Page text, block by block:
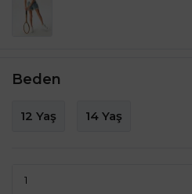
Beden
12 Yaş 14 Yaş